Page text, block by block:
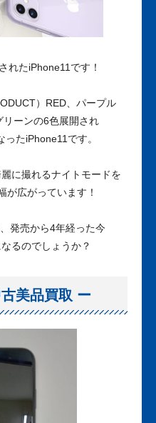
れたiPhone11です！
）RED、パープル
ーンの6色展開され
たiPhone11です。
に撮れるナイトモードを
が広がっています！
発売から4年経った今
るのでしょうか？
美品買取 ー